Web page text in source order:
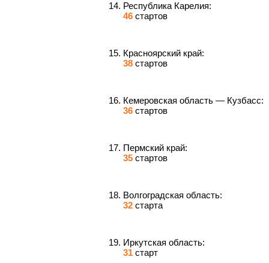
Республика Карелия:
46 стартов
Красноярский край:
38 стартов
Кемеровская область — Кузбасс:
36 стартов
Пермский край:
35 стартов
Волгоградская область:
32 старта
Иркутская область:
31 старт